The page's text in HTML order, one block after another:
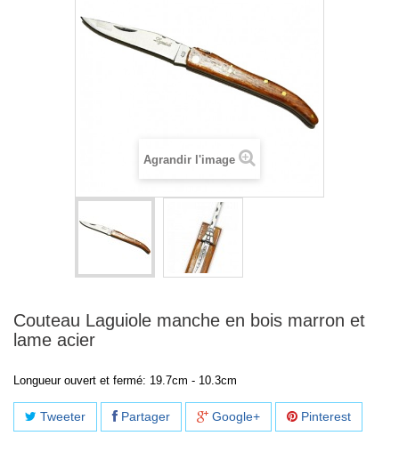
Agrandir l'image
Couteau Laguiole manche en bois marron et
lame acier
Longueur ouvert et fermé: 19.7cm - 10.3cm
Tweeter Partager Google+ Pinterest